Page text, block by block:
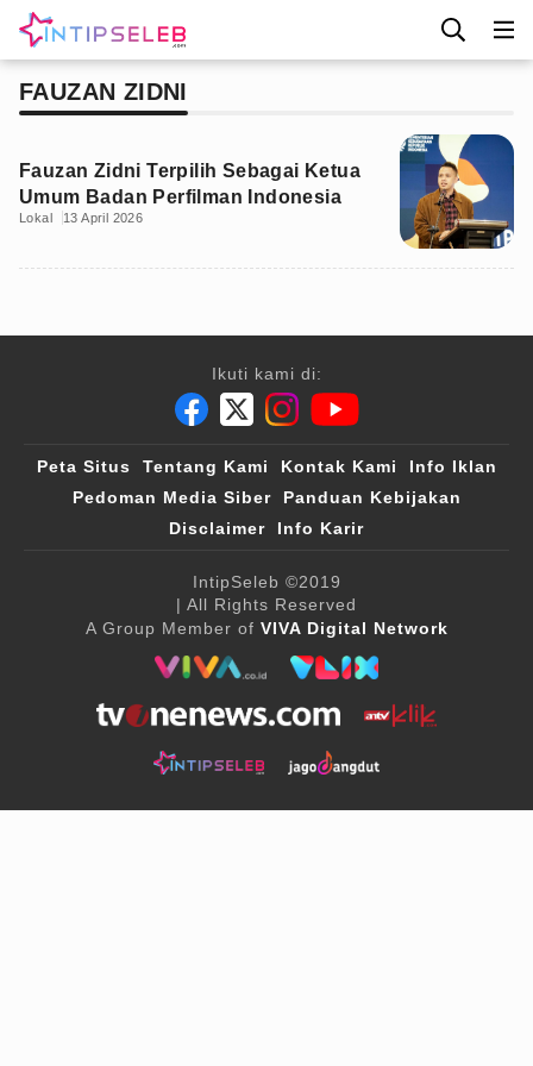
FAUZAN ZIDNI
Fauzan Zidni Terpilih Sebagai Ketua
Umum Badan Perfilman Indonesia
Lokal 13 April 2026
Ikuti kami di:
Peta Situs Tentang Kami Kontak Kami
Info Iklan
Pedoman Media Siber
Panduan Kebijakan
Disclaimer
Info Karir
IntipSeleb ©2019
| All Rights Reserved
A Group Member of VIVA Digital Network